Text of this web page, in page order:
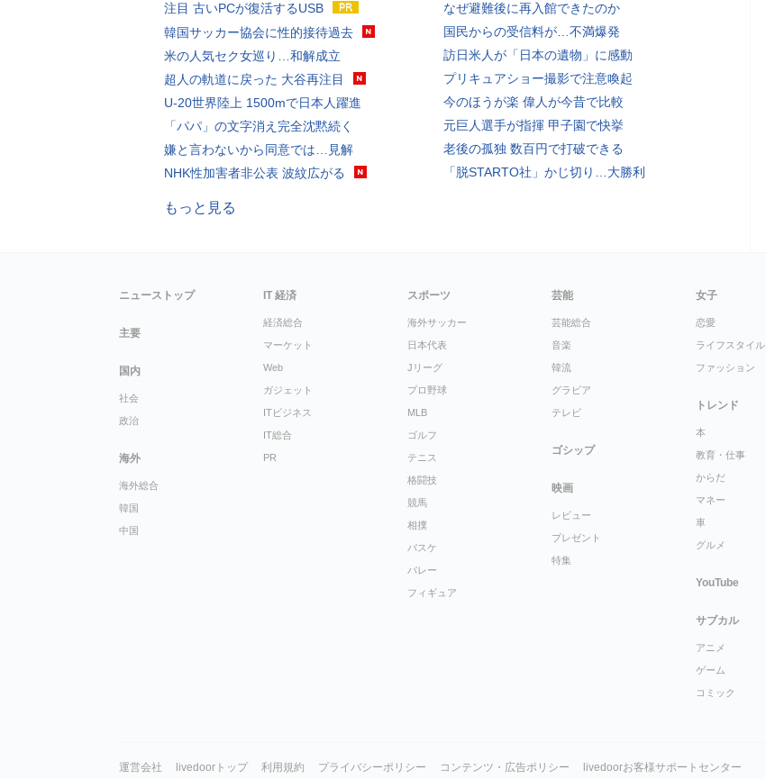
注目 古いPCが復活するUSB
韓国サッカー協会に性的接待過去
米の人気セク女巡り…和解成立
超人の軌道に戻った 大谷再注目
U-20世界陸上 1500mで日本人躍進
「パパ」の文字消え完全沈黙続く
嫌と言わないから同意では…見解
NHK性加害者非公表 波紋広がる
なぜ避難後に再入館できたのか
国民からの受信料が…不満爆発
訪日米人が「日本の遺物」に感動
プリキュアショー撮影で注意喚起
今のほうが楽 偉人が今昔で比較
元巨人選手が指揮 甲子園で快挙
老後の孤独 数百円で打破できる
「脱STARTO社」かじ切り…大勝利
もっと見る
ニューストップ
主要
国内
社会
政治
海外
海外総合
韓国
中国
IT 経済
経済総合
マーケット
Web
ガジェット
ITビジネス
IT総合
PR
スポーツ
海外サッカー
日本代表
Jリーグ
プロ野球
MLB
ゴルフ
テニス
格闘技
競馬
相撲
バスケ
バレー
フィギュア
芸能
芸能総合
音楽
韓流
グラビア
テレビ
ゴシップ
映画
レビュー
プレゼント
特集
女子
恋愛
ライフスタイル
ファッション
トレンド
本
教育・仕事
からだ
マネー
車
グルメ
YouTube
サブカル
アニメ
ゲーム
コミック
運営会社 livedoorトップ 利用規約 プライバシーポリシー コンテンツ・広告ポリシー livedoorお客様サポートセンター